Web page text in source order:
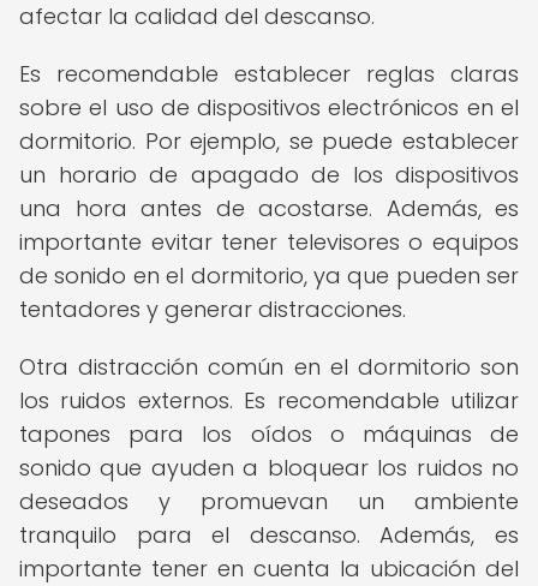
afectar la calidad del descanso.
Es recomendable establecer reglas claras
sobre el uso de dispositivos electrónicos en el
dormitorio. Por ejemplo, se puede establecer
un horario de apagado de los dispositivos
una hora antes de acostarse. Además, es
importante evitar tener televisores o equipos
de sonido en el dormitorio, ya que pueden ser
tentadores y generar distracciones.
Otra distracción común en el dormitorio son
los ruidos externos. Es recomendable utilizar
tapones para los oídos o máquinas de
sonido que ayuden a bloquear los ruidos no
deseados y promuevan un ambiente
tranquilo para el descanso. Además, es
importante tener en cuenta la ubicación del